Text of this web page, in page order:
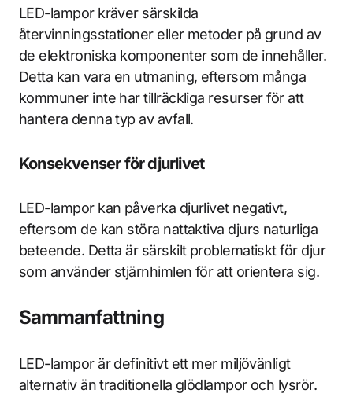
LED-lampor kräver särskilda
återvinningsstationer eller metoder på grund av
de elektroniska komponenter som de innehåller.
Detta kan vara en utmaning, eftersom många
kommuner inte har tillräckliga resurser för att
hantera denna typ av avfall.
Konsekvenser för djurlivet
LED-lampor kan påverka djurlivet negativt,
eftersom de kan störa nattaktiva djurs naturliga
beteende. Detta är särskilt problematiskt för djur
som använder stjärnhimlen för att orientera sig.
Sammanfattning
LED-lampor är definitivt ett mer miljövänligt
alternativ än traditionella glödlampor och lysrör.